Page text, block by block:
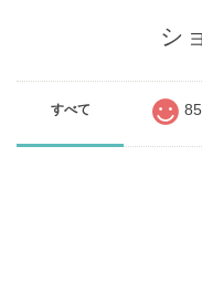
シ
すべて 85